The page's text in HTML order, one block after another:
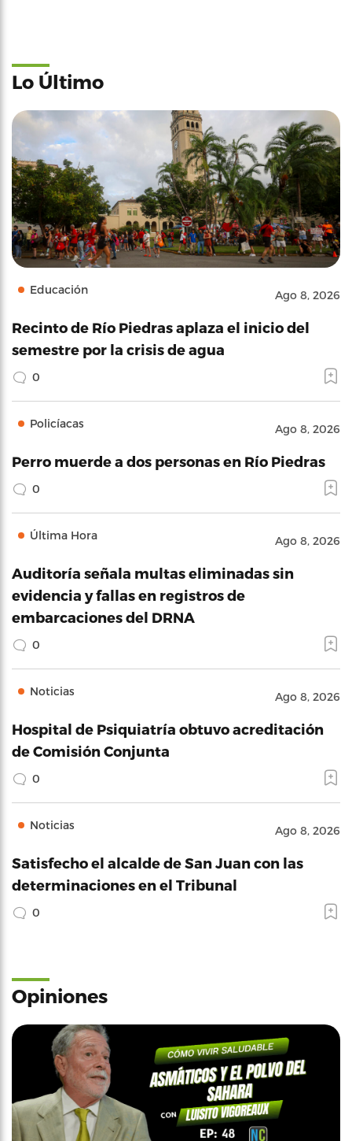
Lo Último
Educación Ago 8, 2026
Recinto de Río Piedras aplaza el inicio del
semestre por la crisis de agua
0
Policíacas Ago 8, 2026
Perro muerde a dos personas en Río Piedras
0
Última Hora Ago 8, 2026
Auditoría señala multas eliminadas sin
evidencia y fallas en registros de
embarcaciones del DRNA
0
Noticias Ago 8, 2026
Hospital de Psiquiatría obtuvo acreditación
de Comisión Conjunta
0
Noticias Ago 8, 2026
Satisfecho el alcalde de San Juan con las
determinaciones en el Tribunal
0
Opiniones